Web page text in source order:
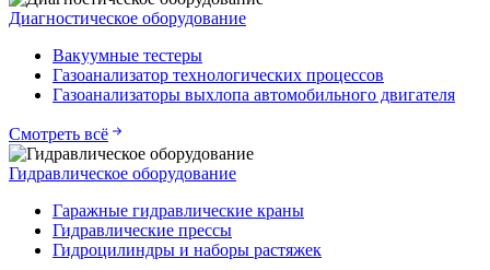
Диагностическое оборудование
Вакуумные тестеры
Газоанализатор технологических процессов
Газоанализаторы выхлопа автомобильного двигателя
Смотреть всё
Гидравлическое оборудование
Гаражные гидравлические краны
Гидравлические прессы
Гидроцилиндры и наборы растяжек